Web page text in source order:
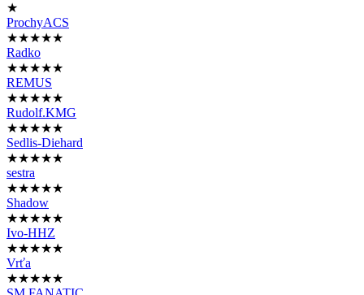
★
ProchyACS
★★★★★
Radko
★★★★★
REMUS
★★★★★
Rudolf.KMG
★★★★★
Sedlis-Diehard
★★★★★
sestra
★★★★★
Shadow
★★★★★
Ivo-HHZ
★★★★★
Vrťa
★★★★★